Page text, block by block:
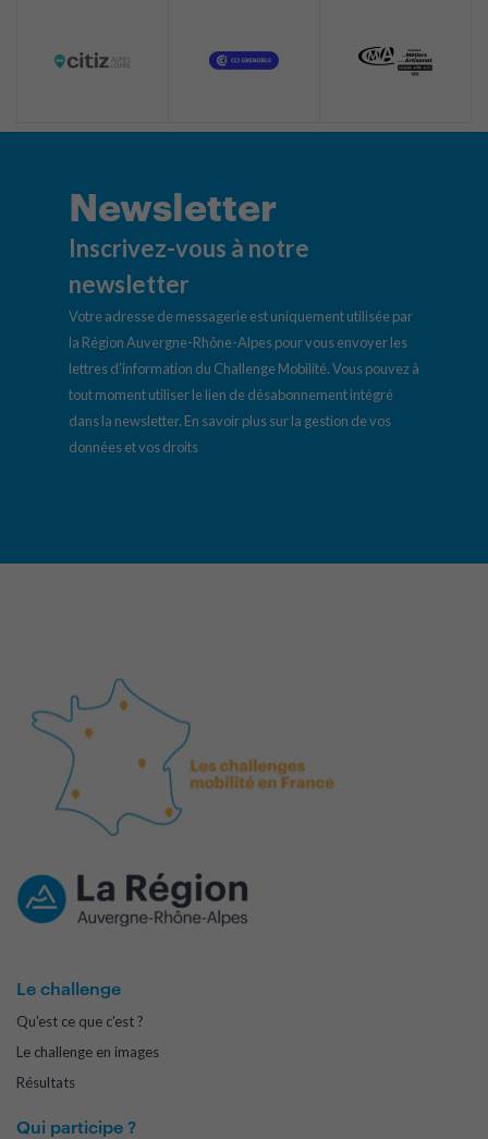
Newsletter
Inscrivez-vous à notre
newsletter
Votre adresse de messagerie est uniquement utilisée par
la Région Auvergne-Rhône-Alpes pour vous envoyer les
lettres d’information du Challenge Mobilité. Vous pouvez à
tout moment utiliser le lien de désabonnement intégré
dans la newsletter. En savoir plus sur la gestion de vos
données et vos droits
Le challenge
Qu'est ce que c'est ?
Le challenge en images
Résultats
Qui participe ?